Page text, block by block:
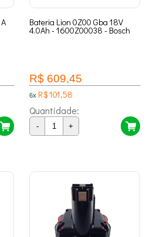
Bateria Lion 0Z00 Gba 18V
4.0Ah - 1600Z00038 - Bosch
R$ 609,45
6x R$ 101,58
Quantidade:
- +